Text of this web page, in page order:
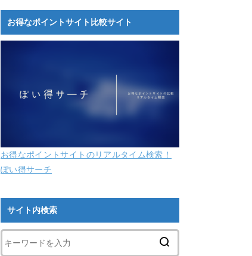
お得なポイントサイト比較サイト
お得なポイントサイトのリアルタイム検索！
ぽい得サーチ
サイト内検索